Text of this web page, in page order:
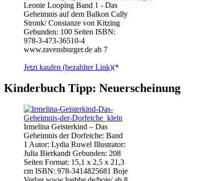
Leonie Looping Band 1 - Das
Geheimnis auf dem Balkon Cally
Stronk/ Constanze von Kitzing
Gebunden: 100 Seiten ISBN:
978-3-473-36510-4
www.ravensburger.de ab 7
Jetzt kaufen (bezahlter Link)(*
Kinderbuch Tipp: Neuerscheinung
Irmelina Geisterkind – Das
Geheimnis der Dorfeiche: Band
1 Autor: Lydia Ruwel Illustrator:
Julia Bierkandt Gebunden: 208
Seiten Format: 15,1 x 2,5 x 21,3
cm ISBN: 978-3414825681 Boje